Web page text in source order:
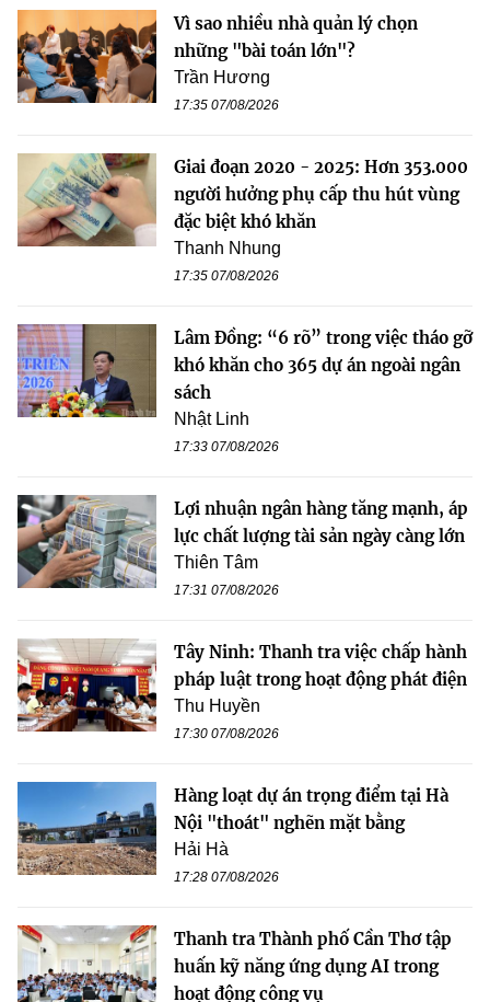
Vì sao nhiều nhà quản lý chọn
những "bài toán lớn"?
Trần Hương
17:35 07/08/2026
Giai đoạn 2020 - 2025: Hơn 353.000
người hưởng phụ cấp thu hút vùng
đặc biệt khó khăn
Thanh Nhung
17:35 07/08/2026
Lâm Đồng: “6 rõ” trong việc tháo gỡ
khó khăn cho 365 dự án ngoài ngân
sách
Nhật Linh
17:33 07/08/2026
Lợi nhuận ngân hàng tăng mạnh, áp
lực chất lượng tài sản ngày càng lớn
Thiên Tâm
17:31 07/08/2026
Tây Ninh: Thanh tra việc chấp hành
pháp luật trong hoạt động phát điện
Thu Huyền
17:30 07/08/2026
Hàng loạt dự án trọng điểm tại Hà
Nội "thoát" nghẽn mặt bằng
Hải Hà
17:28 07/08/2026
Thanh tra Thành phố Cần Thơ tập
huấn kỹ năng ứng dụng AI trong
hoạt động công vụ